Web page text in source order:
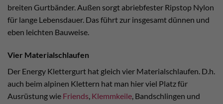
breiten Gurtbänder. Außen sorgt abriebfester Ripstop Nylon
für lange Lebensdauer. Das führt zur insgesamt dünnen und
eben leichten Bauweise.
Vier Materialschlaufen
Der Energy Klettergurt hat gleich vier Materialschlaufen. D.h.
auch beim alpinen Klettern hat man hier viel Platz für
Ausrüstung wie Friends Klemmkeile , Bandschlingen und